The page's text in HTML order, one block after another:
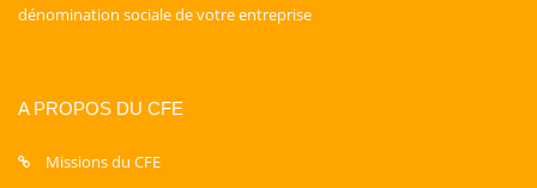
dénomination sociale de votre entreprise
A PROPOS DU CFE
Missions du CFE